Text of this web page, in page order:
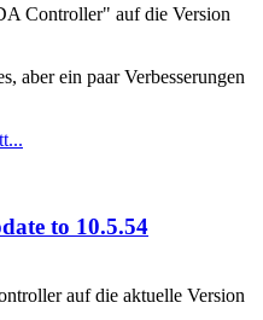
Controller" auf die Version
aber ein paar Verbesserungen
to 10.5.54
auf die aktuelle Version